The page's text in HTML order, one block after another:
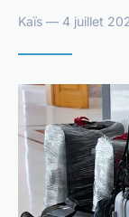
Kaïs — 4 juillet